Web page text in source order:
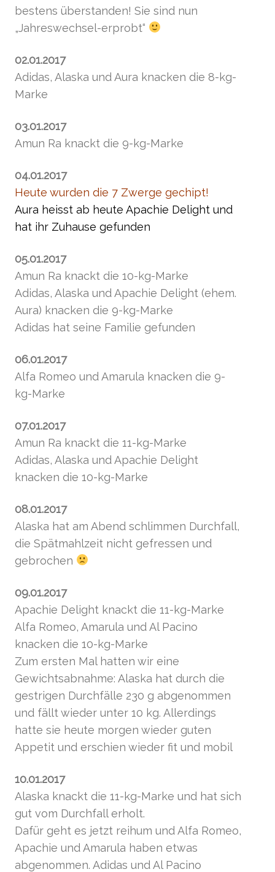
bestens überstanden! Sie sind nun
„Jahreswechsel-erprobt“
02.01.2017
Adidas, Alaska und Aura knacken die 8-kg-
Marke
03.01.2017
Amun Ra knackt die 9-kg-Marke
04.01.2017
Heute wurden die 7 Zwerge gechipt!
Aura heisst ab heute Apachie Delight und
hat ihr Zuhause gefunden
05.01.2017
Amun Ra knackt die 10-kg-Marke
Adidas, Alaska und Apachie Delight (ehem.
Aura) knacken die 9-kg-Marke
Adidas hat seine Familie gefunden
06.01.2017
Alfa Romeo und Amarula knacken die 9-
kg-Marke
07.01.2017
Amun Ra knackt die 11-kg-Marke
Adidas, Alaska und Apachie Delight
knacken die 10-kg-Marke
08.01.2017
Alaska hat am Abend schlimmen Durchfall,
die Spätmahlzeit nicht gefressen und
gebrochen
09.01.2017
Apachie Delight knackt die 11-kg-Marke
Alfa Romeo, Amarula und Al Pacino
knacken die 10-kg-Marke
Zum ersten Mal hatten wir eine
Gewichtsabnahme: Alaska hat durch die
gestrigen Durchfälle 230 g abgenommen
und fällt wieder unter 10 kg. Allerdings
hatte sie heute morgen wieder guten
Appetit und erschien wieder fit und mobil
10.01.2017
Alaska knackt die 11-kg-Marke und hat sich
gut vom Durchfall erholt.
Dafür geht es jetzt reihum und Alfa Romeo,
Apachie und Amarula haben etwas
abgenommen. Adidas und Al Pacino